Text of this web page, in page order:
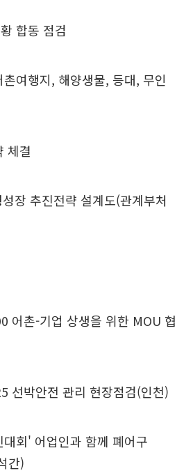
합동 점검
여행지, 해양생물, 등대, 무인
체결
장 추진전략 설계도(관계부처
어촌-기업 상생을 위한 MOU 협
선박안전 관리 현장점검(인천)
회' 어업인과 함께 폐어구
간)